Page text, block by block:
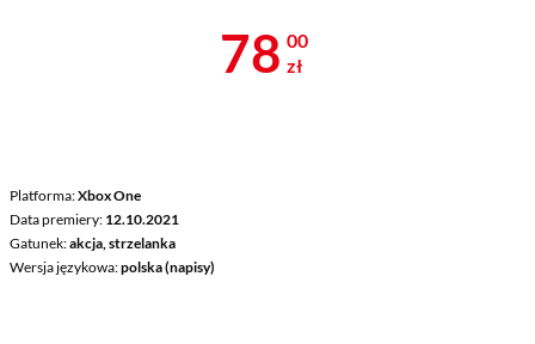
Platforma Xbox One
Data premiery 12.10.2021
Gatunek akcja, strzelanka
Wersja językowa polska (napisy)
Cena 78 zł
78 00
zł